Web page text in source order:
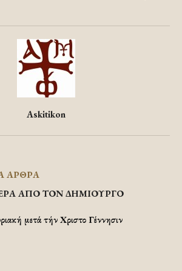
Askitikon
ΑΡΘΡΑ
ΑΠΟ ΤΟΝ ΔΗΜΙΟΥΡΓΟ
μετά τήν Χριστοῦ Γέννησιν